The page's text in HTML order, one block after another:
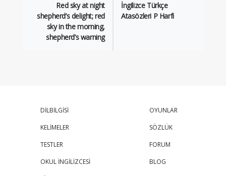
Red sky at night
shepherd’s delight; red
sky in the morning,
shepherd’s warning
İngilizce Türkçe
Atasözleri P Harfi
DİLBİLGİSİ
KELİMELER
TESTLER
OKUL İNGİLİZCESİ
OYUNLAR
SÖZLÜK
FORUM
BLOG